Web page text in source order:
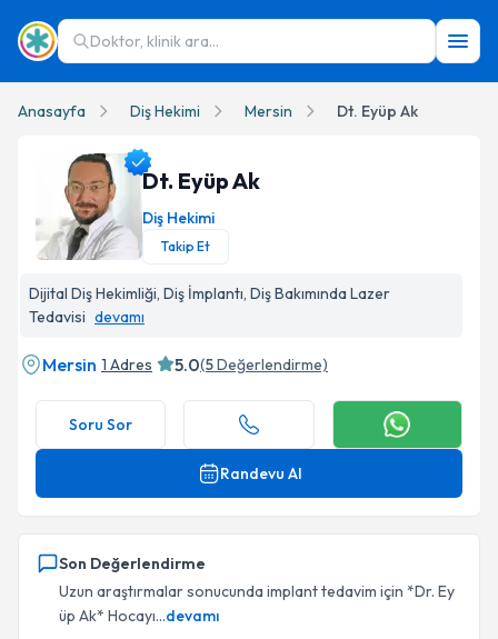
Doktor, klinik ara...
Anasayfa Diş Hekimi Mersin Dt. Eyüp Ak
Dt. Eyüp Ak
Diş Hekimi
Takip Et
Dijital Diş Hekimliği, Diş İmplantı, Diş Bakımında Lazer
Tedavisi devamı
Mersin 1 Adres 5.0(5Değerlendirme)
Soru Sor
Randevu Al
Son Değerlendirme
Uzun araştırmalar sonucunda implant tedavim için *Dr. Ey
üp Ak* Hocayı...devamı